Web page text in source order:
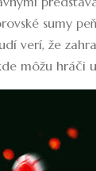
sumy
verí, že
môžu hráči